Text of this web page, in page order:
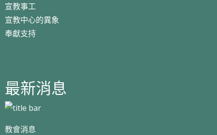
宣教事工
宣教中心的異象
奉獻支持
最新消息
教會消息